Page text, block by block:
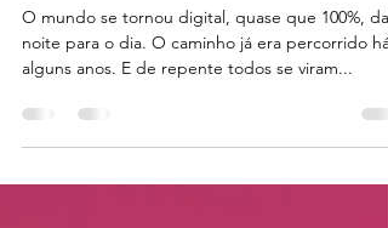
tempos de quarentena
O mundo se tornou digital, quase que 100%, da
alguns anos. E de repente todos se viram...